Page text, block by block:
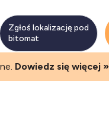
Zgłoś lokalizację pod
bitomat
Dowiedz się więcej »